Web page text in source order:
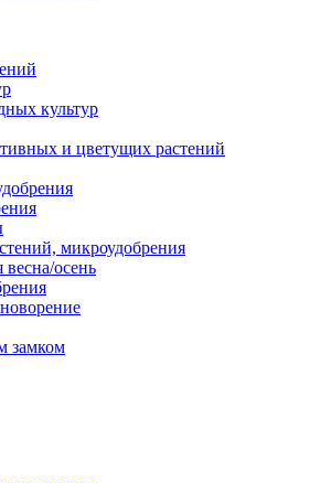
культур
и цветущих растений
микроудобрения
осень
замком